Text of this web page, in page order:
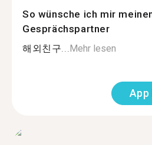
So wünsche ich mir
Gesprächspartner
해외친구...Mehr lesen